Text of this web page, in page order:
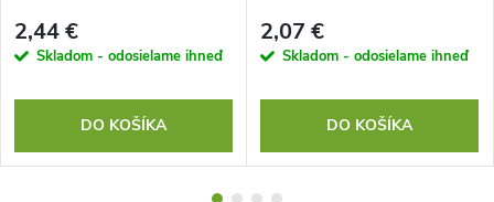
2,44 €
Skladom - odosielame ihneď
DO KOŠÍKA
2,07 €
Skladom - odosielame ihneď
DO KOŠÍKA